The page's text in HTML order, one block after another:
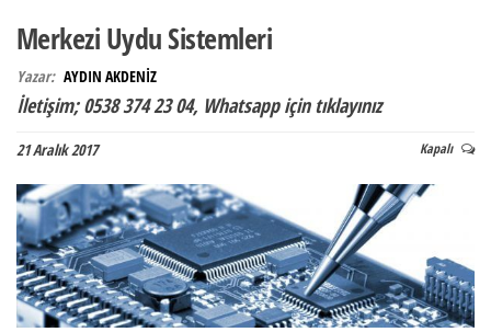
Merkezi Uydu Sistemleri
Yazar: AYDIN AKDENİZ
İletişim; 0538 374 23 04, Whatsapp için tıklayınız
21 Aralık 2017 Kapalı